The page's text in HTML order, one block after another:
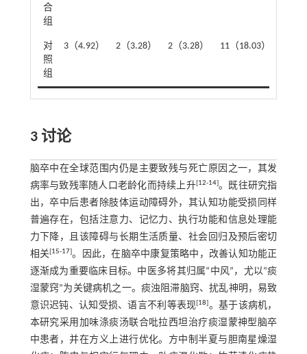
合
组
对
照
组
3（4.92） 2（3.28） 2（3.28） 11（18.03）
3 讨论
脑卒中在全球范围内仍是主要致残与死亡原因之一，其发
病率与致残率随人口老龄化而持续上升[12-14]。既往研究指
出，卒中后患者除肢体运动障碍外，其认知功能受损同样
普遍存在，包括注意力、记忆力、执行功能和信息处理能
力下降，且该障碍与长期生活质量、社会回归及预后密切
相关[15-17]。因此，在脑卒中康复策略中，改善认知功能正
逐渐成为重要临床目标。中医多将其归属“中风”，尤以“痰
湿蒙窍”为关键病机之一。痰浊阻滞脑窍、扰乱神明，易致
意识迟钝、认知受损、语言不利等表现[18]。基于该病机，
本研究采用加味涤痰汤联合吡拉西坦治疗痰湿蒙神型脑卒
中患者，并在方义上进行优化。方中制半夏与胆南星燥湿